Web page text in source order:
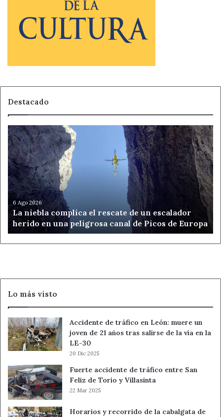
Destacado
La
niebla
complica
el
rescate
de
un
escalador
herido
en
una
peligrosa
Europa
6 Ago 2026
La niebla complica el rescate de un escalador
herido en una peligrosa canal de Picos de Europa
Lo más visto
Accidente de tráfico en León: muere un
joven de 21 años tras salirse de la vía en la
LE-30
20 Dic 2025
Fuerte accidente de tráfico entre San
Feliz de Torío y Villasinta
22 Mar 2025
Horarios y recorrido de la cabalgata de